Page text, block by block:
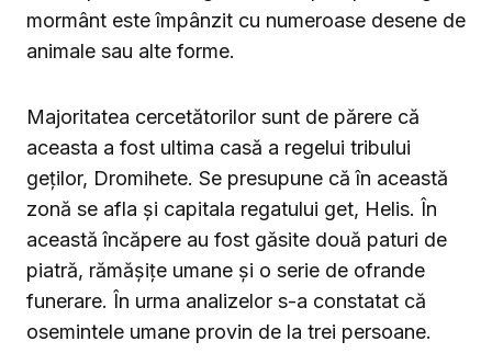
mormânt este împânzit cu numeroase desene de
animale sau alte forme.
Majoritatea cercetătorilor sunt de părere că
aceasta a fost ultima casă a regelui tribului
geților, Dromihete. Se presupune că în această
zonă se afla și capitala regatului get, Helis. În
această încăpere au fost găsite două paturi de
piatră, rămășițe umane și o serie de ofrande
funerare. În urma analizelor s-a constatat că
osemintele umane provin de la trei persoane.